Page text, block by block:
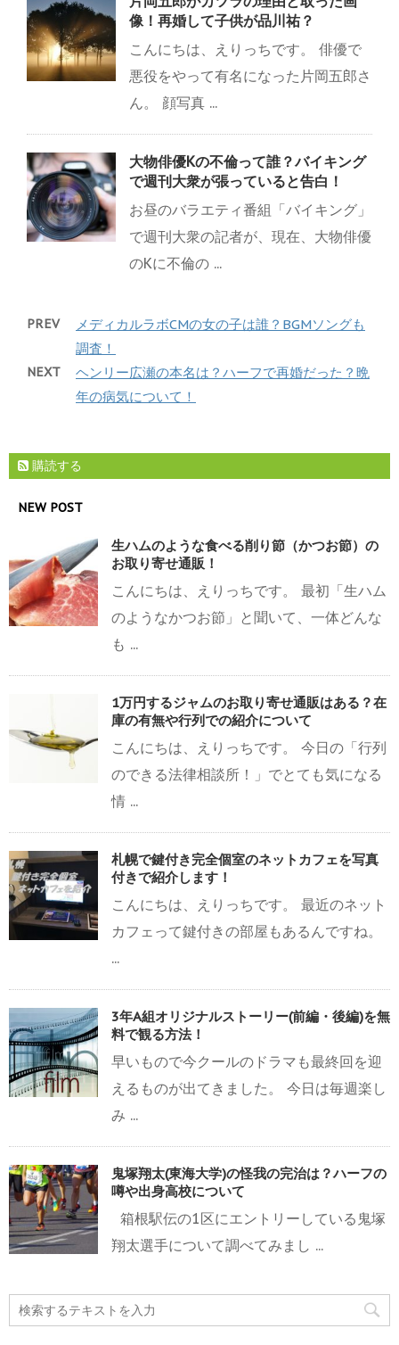
像！再婚して子供が品川祐？
こんにちは、えりっちです。 俳優で
悪役をやって有名になった片岡五郎さ
ん。 顔写真 ...
大物俳優Kの不倫って誰？バイキング
で週刊大衆が張っていると告白！
お昼のバラエティ番組「バイキング」
で週刊大衆の記者が、現在、大物俳優
のKに不倫の ...
PREV
メディカルラボCMの女の子は誰？BGMソングも
調査！
NEXT
ヘンリー広瀬の本名は？ハーフで再婚だった？晩
年の病気について！
購読する
NEW POST
生ハムのような食べる削り節（かつお節）の
お取り寄せ通販！
こんにちは、えりっちです。 最初「生ハム
のようなかつお節」と聞いて、一体どんな
も ...
1万円するジャムのお取り寄せ通販はある？在
庫の有無や行列での紹介について
こんにちは、えりっちです。 今日の「行列
のできる法律相談所！」でとても気になる
情 ...
札幌で鍵付き完全個室のネットカフェを写真
付きで紹介します！
こんにちは、えりっちです。 最近のネット
カフェって鍵付きの部屋もあるんですね。
...
3年A組オリジナルストーリー(前編・後編)を無
料で観る方法！
早いもので今クールのドラマも最終回を迎
えるものが出てきました。 今日は毎週楽し
み ...
鬼塚翔太(東海大学)の怪我の完治は？ハーフの
噂や出身高校について
箱根駅伝の1区にエントリーしている鬼塚
翔太選手について調べてみまし ...